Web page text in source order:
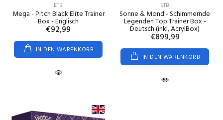
ETB
Mega - Pitch Black Elite Trainer
Box - Englisch
€92,99
IN DEN WARENKORB
ETB
Sonne & Mond - Schimmernde
Legenden Top Trainer Box -
Deutsch (inkl, AcrylBox)
€899,99
IN DEN WARENKORB